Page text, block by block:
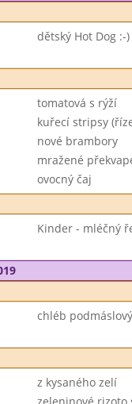
dětský Hot Dog :-
tomatová s rýží
kuřecí stripsy
nové brambory
mražené
ovocný čaj
Kinder - mléčný
chléb
z kysaného zelí